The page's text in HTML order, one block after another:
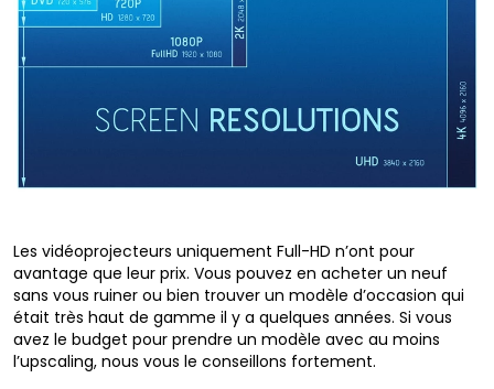
Les vidéoprojecteurs uniquement Full-HD n’ont pour
avantage que leur prix. Vous pouvez en acheter un neuf
sans vous ruiner ou bien trouver un modèle d’occasion qui
était très haut de gamme il y a quelques années. Si vous
avez le budget pour prendre un modèle avec au moins
l’upscaling, nous vous le conseillons fortement.